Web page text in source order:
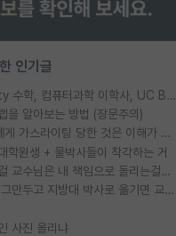
인기글
Korea University 수학, 컴퓨터과학 이학사, UC Berkeley 산업공학 대학원 공학박사가 되는 것은 쉽지 않겠죠?
을 알아보는 방법 (장문주의)
대학원생들 교수에게 가스라이팅 당한 것은 이해가 갑니다. 안타깝네요.
학원생 + 물박사들이 착각하는 거
왜 후배가 못하는걸 교수님은 내 책임으로 돌리는걸까요?
SSH 박사과정을 그만두고 지방대 박사로 옮기면 교수의 꿈은 끝일까요?
사진 올리냐